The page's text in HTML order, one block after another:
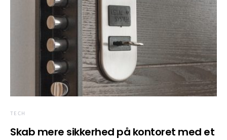
TECH
Skab mere sikkerhed på kontoret med et